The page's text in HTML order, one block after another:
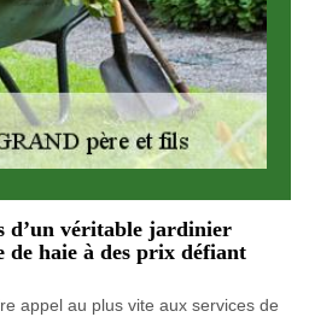
d’un véritable jardinier
de haie à des prix défiant
appel au plus vite aux services de